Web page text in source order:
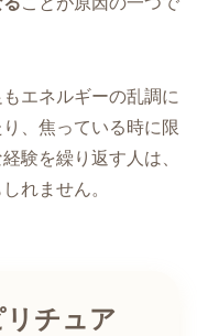
エネルギーの乱調に
、焦っている時に限
験を繰り返す人は、
れません。
チュア